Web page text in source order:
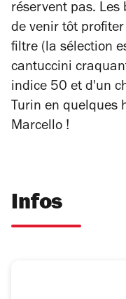
réservent pas. Les
de venir tôt profiter
filtre (la sélection
cantuccini
indice 50 et d'un
Turin en quelques
Marcello !
Infos